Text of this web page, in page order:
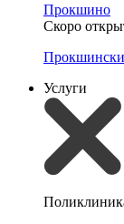
Прокшино
Скоро
Услуги